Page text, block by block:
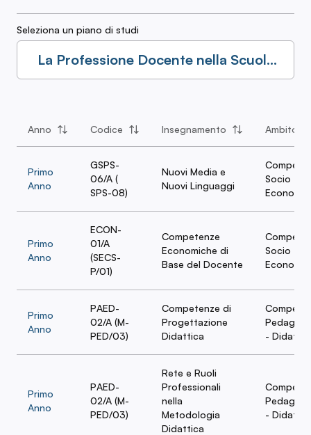
Seleziona un piano di studi
La Professione Docente nella Scuola
di Oggi
Anno Codice Insegnamento Ambito
Primo
Anno
GSPS-
06/A (
SPS-08)
Nuovi Media e
Nuovi Linguaggi
Socio
Primo
Anno
ECON-
01/A
(SECS-
P/01)
Competenze
Economiche di
Base del Docente
Socio
Primo
Anno
PAED-
02/A (M-
PED/03)
Competenze di
Progettazione
Didattica
-
Primo
Anno
PAED-
02/A (M-
PED/03)
Rete e Ruoli
Professionali
nella
Metodologia
Didattica
-